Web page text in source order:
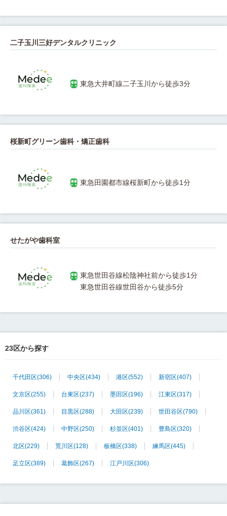
二子玉川三好デンタルクリニック
桜新町グリーン歯科・矯正歯科
せたがや歯科室
23区から探す
千代田区(306) 中央区(434) 港区(552) 新宿区(407)
文京区(255) 台東区(237) 墨田区(196) 江東区(317)
品川区(361) 目黒区(288) 大田区(239) 世田谷区(790)
渋谷区(424) 中野区(250) 杉並区(401) 豊島区(320)
北区(229) 荒川区(128) 板橋区(338) 練馬区(445)
足立区(389) 葛飾区(267) 江戸川区(306)